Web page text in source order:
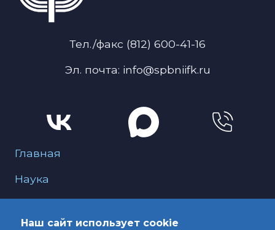
Тел./факс (812) 600-41-16
Эл. почта: info@spbniifk.ru
Меню для подвала
Главная
Наука
Наш сайт использует cookie